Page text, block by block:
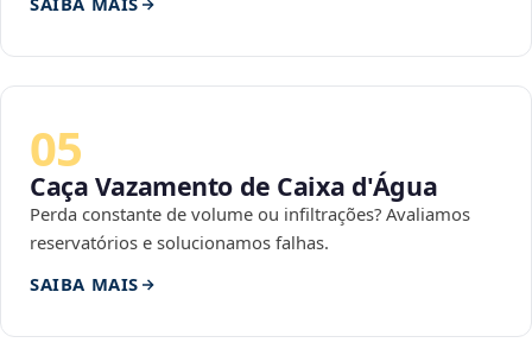
05
Caça Vazamento de Caixa d'Água
Perda constante de volume ou infiltrações? Avaliamos
reservatórios e solucionamos falhas.
SAIBA MAIS